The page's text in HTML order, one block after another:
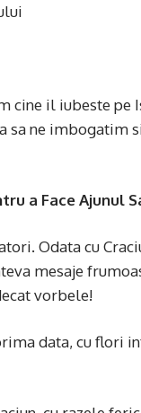
cine il iubeste pe
sa ne imbogatim
a Face Ajunul
Odata cu
mesaje
vorbele!
data, cu flori